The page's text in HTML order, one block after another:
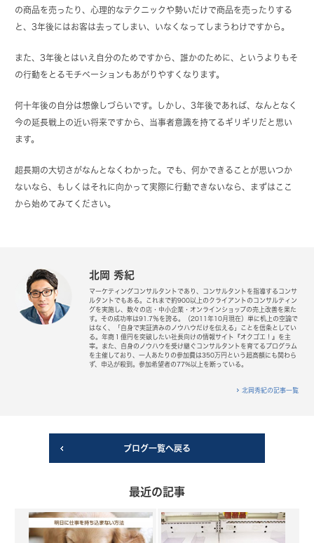
の商品を売ったり、心理的なテクニックや勢いだけで商品を売ったりする
と、3年後にはお客は去ってしまい、いなくなってしまうわけですから。
また、3年後とはいえ自分のためですから、誰かのために、というよりもそ
の行動をとるモチベーションもあがりやすくなります。
何十年後の自分は想像しづらいです。しかし、3年後であれば、なんとなく
今の延長戦上の近い将来ですから、当事者意識を持てるギリギリだと思い
ます。
超長期の大切さがなんとなくわかった。でも、何かできることが思いつか
ないなら、もしくはそれに向かって実際に行動できないなら、まずはここ
から始めてみてください。
北岡 秀紀
マーケティングコンサルタントであり、コンサルタントを指導するコンサ
ルタントでもある。これまで約900以上のクライアントのコンサルティン
グを実施し、数々の店・中小企業・オンラインショップの売上改善を果た
す。その成功率は91.7％を誇る。（2011年10月現在）単に机上の空論で
はなく、「自身で実証済みのノウハウだけを伝える」ことを信条としてい
る。年商１億円を突破したい社長向けの情報サイト『オクゴエ！』を主
宰。また、自身のノウハウを受け継ぐコンサルタントを育てるプログラム
を主催しており、一人あたりの参加費は350万円という超高額にも関わら
ず、申込が殺到。参加希望者の77%以上を断っている。
北岡秀紀の記事一覧
ブログ一覧へ戻る
最近の記事